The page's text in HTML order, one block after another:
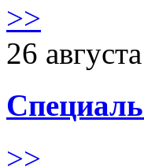
>>
26
>>